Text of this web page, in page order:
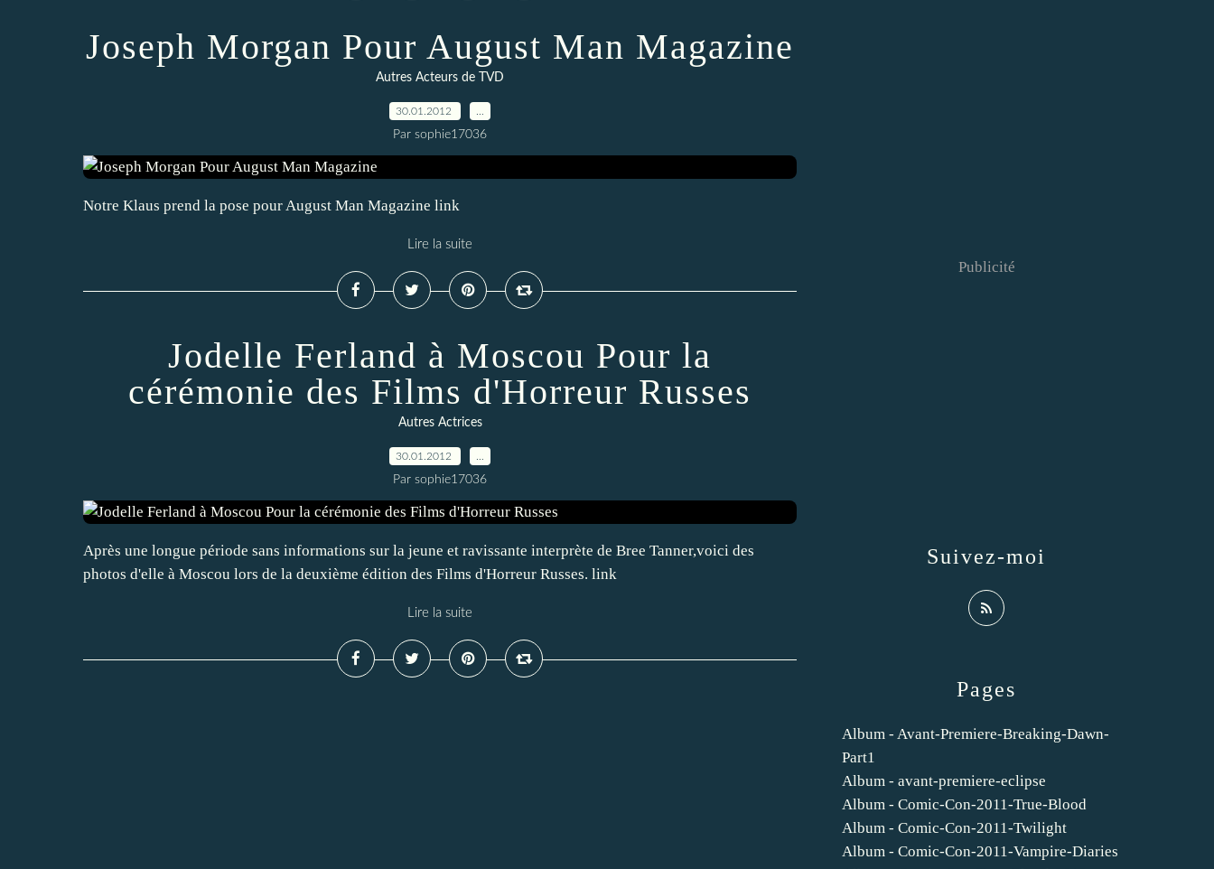
Joseph Morgan Pour August Man Magazine
Autres Acteurs de TVD
30.01.2012
Par sophie17036
Notre Klaus prend la pose pour August Man Magazine link
Lire la suite
Jodelle Ferland à Moscou Pour la
cérémonie des Films d'Horreur Russes
Autres Actrices
30.01.2012
Par sophie17036
Après une longue période sans informations sur la jeune et ravissante interprète de Bree Tanner,voici des
photos d'elle à Moscou lors de la deuxième édition des Films d'Horreur Russes. link
Lire la suite
Pages
Album - Avant-Premiere-Breaking-Dawn-
Part1
Album - avant-premiere-eclipse
Album - Comic-Con-2011-True-Blood
Album - Comic-Con-2011-Twilight
Album - Comic-Con-2011-Vampire-Diaries
Suivez-moi
Publicité